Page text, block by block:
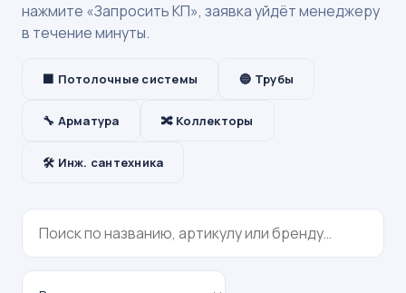
нажмите «Запросить КП», заявка уйдёт менеджеру
в течение минуты.
⬛ Потолочные системы 🔵 Трубы
🔧 Арматура 🔀 Коллекторы
🛠 Инж. сантехника